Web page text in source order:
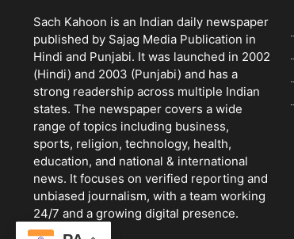
Sach Kahoon is an Indian daily newspaper
published by Sajag Media Publication in
Hindi and Punjabi. It was launched in 2002
(Hindi) and 2003 (Punjabi) and has a
strong readership across multiple Indian
states. The newspaper covers a wide
range of topics including business,
sports, religion, technology, health,
education, and national & international
news. It focuses on verified reporting and
unbiased journalism, with a team working
24/7 and a growing digital presence.